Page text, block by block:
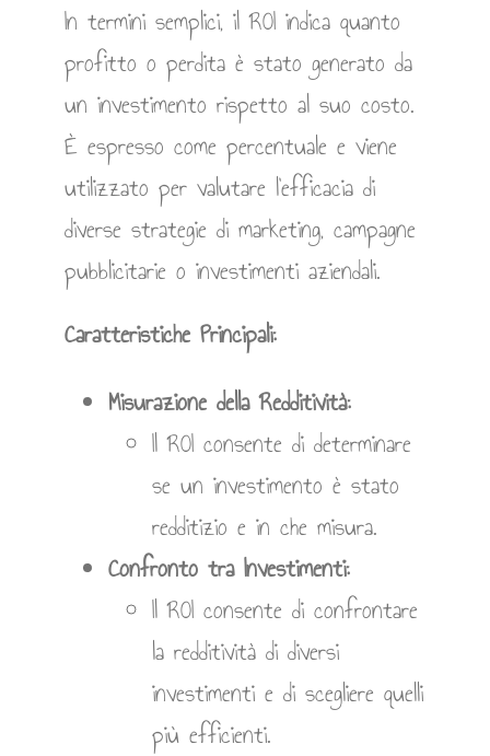
In termini semplici, il ROI indica quanto
profitto o perdita è stato generato da
un investimento rispetto al suo costo.
È espresso come percentuale e viene
utilizzato per valutare l’efficacia di
diverse strategie di marketing, campagne
pubblicitarie o investimenti aziendali.
Caratteristiche Principali:
Misurazione della Redditività:
Il ROI consente di determinare
se un investimento è stato
redditizio e in che misura.
Confronto tra Investimenti:
Il ROI consente di confrontare
la redditività di diversi
investimenti e di scegliere quelli
più efficienti.